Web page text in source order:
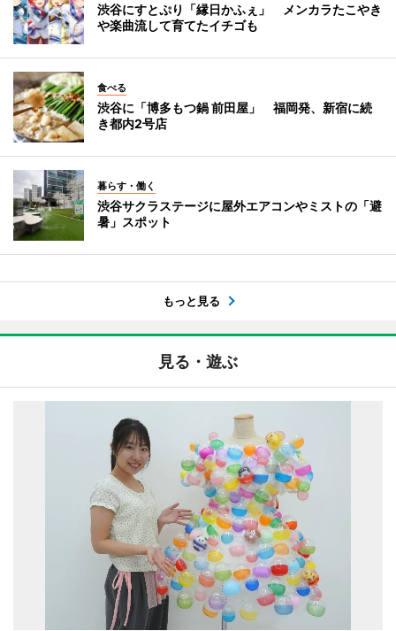
渋谷にすとぷり「縁日かふぇ」 メンカラたこやき
や楽曲流して育てたイチゴも
食べる
渋谷に「博多もつ鍋 前田屋」 福岡発、新宿に続
き都内2号店
暮らす・働く
渋谷サクラステージに屋外エアコンやミストの「避
暑」スポット
もっと見る
見る・遊ぶ